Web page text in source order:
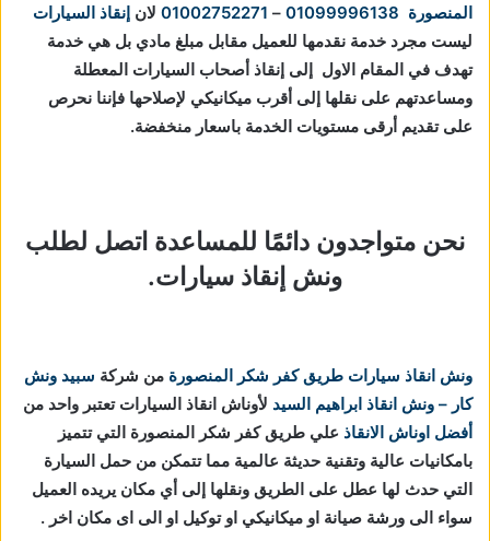
المنصورة 01099996138
–
01002752271 لان إنقاذ السيارات
ليست مجرد خدمة نقدمها للعميل مقابل مبلغ مادي بل هي خدمة
تهدف في المقام الاول إلى إنقاذ أصحاب السيارات المعطلة
ومساعدتهم على نقلها إلى أقرب ميكانيكي لإصلاحها فإننا نحرص
على تقديم أرقى مستويات الخدمة باسعار منخفضة.
نحن متواجدون دائمًا للمساعدة اتصل لطلب
ونش إنقاذ سيارات.
ونش انقاذ سيارات طريق كفر شكر المنصورة من شركة سبيد ونش
كار – ونش انقاذ ابراهيم السيد لأوناش انقاذ السيارات تعتبر واحد من
أفضل اوناش الانقاذ علي طريق كفر شكر المنصورة التي تتميز
بامكانيات عالية وتقنية حديثة عالمية مما تتمكن من حمل السيارة
التي حدث لها عطل على الطريق ونقلها إلى أي مكان يريده العميل
سواء الى ورشة صيانة او ميكانيكي او توكيل او الى اى مكان اخر .